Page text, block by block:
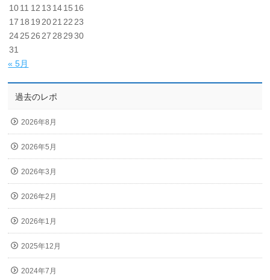
1011 12 13 1415 16
17 18 19 2021 22 23
2425 26 27 28 29 30
31
« 5月
過去のレポ
2026年8月
2026年5月
2026年3月
2026年2月
2026年1月
2025年12月
2024年7月